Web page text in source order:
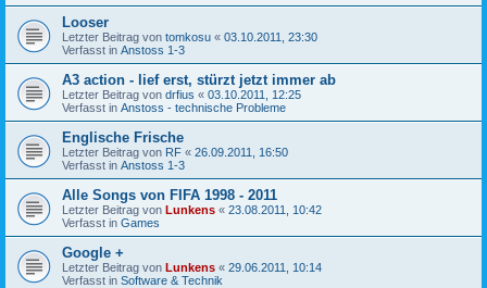
Looser
Letzter Beitrag von tomkosu « 03.10.2011, 23:30
Verfasst in Anstoss 1-3
A3 action - lief erst, stürzt jetzt immer ab
Letzter Beitrag von drfius « 03.10.2011, 12:25
Verfasst in Anstoss - technische Probleme
Englische Frische
Letzter Beitrag von RF « 26.09.2011, 16:50
Verfasst in Anstoss 1-3
Alle Songs von FIFA 1998 - 2011
Letzter Beitrag von Lunkens « 23.08.2011, 10:42
Verfasst in Games
Google +
Letzter Beitrag von Lunkens « 29.06.2011, 10:14
Verfasst in Software & Technik